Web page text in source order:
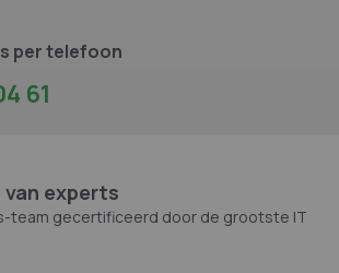
per telefoon
61
van experts
team gecertificeerd door de grootste IT